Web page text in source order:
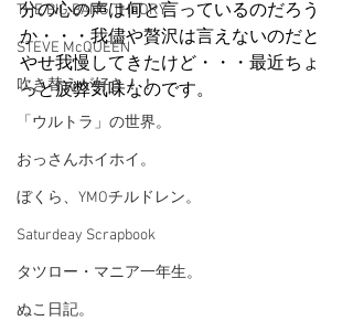
THE BIG BANG THEORY
STEVE McQUEEN
吹き替えが好き！！
「ウルトラ」の世界。
おっさんホイホイ。
ぼくら、YMOチルドレン。
Saturdeay Scrapbook
タツロー・マニア一年生。
ぬこ日記。
分の心の声は何と言っているのだろう
か・・・我儘や贅沢は言えないのだと
やせ我慢してきたけど・・・最近ちょ
っと疲弊気味なのです。